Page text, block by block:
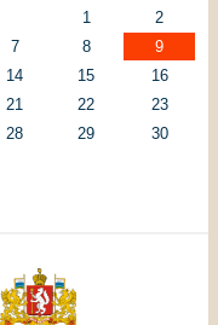
1
2
7 8
9
14 15
16
21 22
23
28 29
30